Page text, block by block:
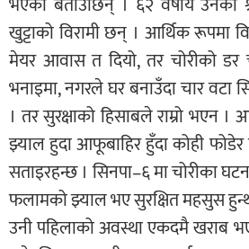
खुट्टाको विरामी छन् । आर्थिक रूपमा
मेयर आवास त दियो, तर चोरीको
भनाइमा, नगरले घर बनाउँदा चार वटा
। तर सुरक्षाको हिसाबले राम्रो भएन
झ्याल हुदा आफूबाहिर हुँदा कोही फोडेर
सताइरहन्छ । सिनपा–६ मा चोरीका
फलामको झ्याल भए सुरक्षित महसुस
उनी पहिलाको अवस्था एकदमै खराब